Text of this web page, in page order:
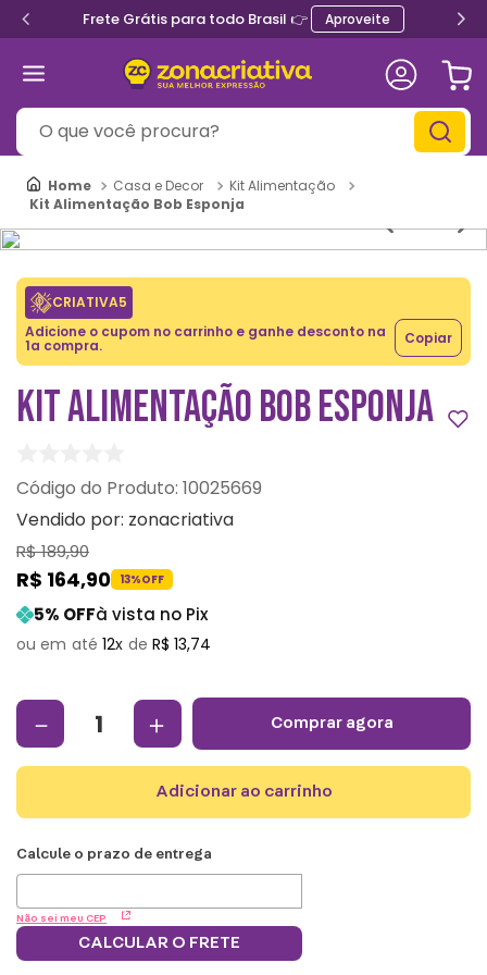
Frete Grátis para todo Brasil 👉 Aproveite
O que você procura?
Casa e Decor
Kit Alimentação
Kit Alimentação Bob Esponja
CRIATIVA5
Adicione o cupom no carrinho e ganhe desconto na
1a compra. Copiar
KIT ALIMENTAÇÃO BOB ESPONJA
: 10025669
Vendido por: zonacriativa
R$189,90
R$ 164,90 13%OFF
5% OFFà vista no Pix
12 R$ 13,74
＋
－ comprar agora
adicionar ao carrinho
Não sei meu CEP
CALCULAR O FRETE